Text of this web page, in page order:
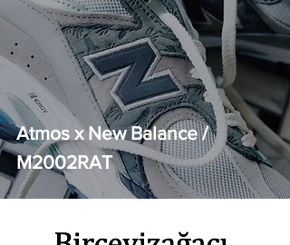
Atmos x New Balance /
M2002RAT